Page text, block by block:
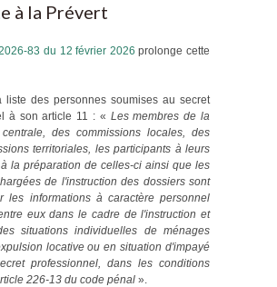
à la Prévert
83 du 12 février 2026 prolonge cette
liste des personnes soumises au secret
à son article 11 : « Les membres de la
centrale, des commissions locales, des
territoriales, les participants à leurs
la préparation de celles-ci ainsi que les
de l'instruction des dossiers sont
les informations à caractère personnel
eux dans le cadre de l'instruction et
situations individuelles de ménages
locative ou en situation d'impayé
professionnel, dans les conditions
226-13 du code pénal ».